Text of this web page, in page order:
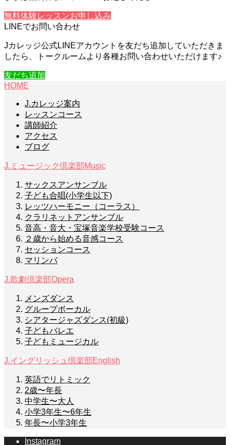
無料体験レッスンお申し込み
LINEでお問い合わせ
Jカレッジ公式LINEアカウントを友だち追加していただきま
したら、トークルームより各種お問い合わせいただけます♪
友だち追加
HOME
J.カレッジ案内
レッスンコース
講師紹介
アクセス
ブログ
J.ミュージック倶楽部Music
サックスアンサンブル
子ども合唱(小学生以下)
レッツハーモニー（コーラス）
クラリネットアンサンブル
音高・音大・宝塚音楽学校受験コース
２歳から始める音感コース
セッションコース
マリンバ
J.歌劇倶楽部Opera
メンズダンス
グループボーカル
シアタージャズダンス(初級)
子どもバレエ
子どもミュージカル
J.イングリッシュ倶楽部English
英語でリトミック
2歳〜年長
中学生〜大人
小学3年生〜6年生
年長〜小学3年生
Instagram